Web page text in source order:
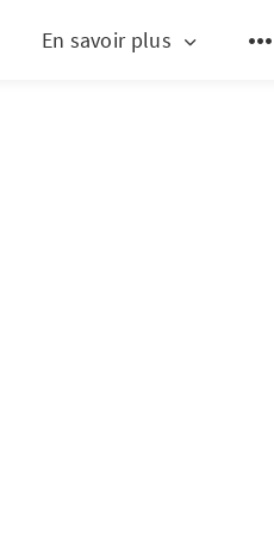
En savoir plus